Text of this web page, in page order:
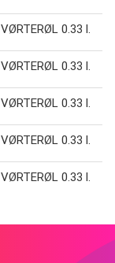
VØRTERØL 0.33 l.
VØRTERØL 0.33 l.
VØRTERØL 0.33 l.
VØRTERØL 0.33 l.
VØRTERØL 0.33 l.